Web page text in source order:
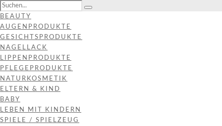
BEAUTY
AUGENPRODUKTE
GESICHTSPRODUKTE
NAGELLACK
LIPPENPRODUKTE
PFLEGEPRODUKTE
NATURKOSMETIK
ELTERN & KIND
BABY
LEBEN MIT KINDERN
SPIELE / SPIELZEUG